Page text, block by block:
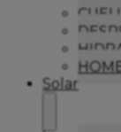
Solar